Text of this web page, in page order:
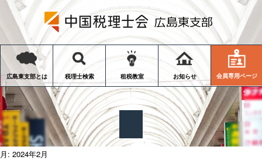
広島東支部とは 税理士検索 租税教室 お知らせ 会員専用ページ
月: 2024年2月